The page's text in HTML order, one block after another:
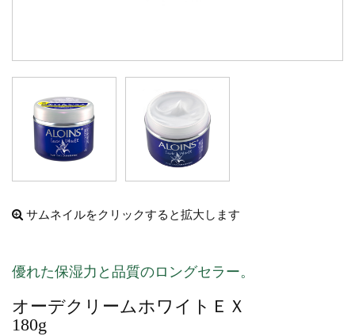
サムネイルをクリックすると拡大します
優れた保湿力と品質のロングセラー。
オーデクリームホワイトＥＸ
180g